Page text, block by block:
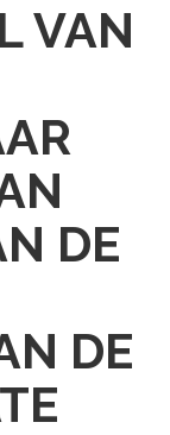
VAN
DE
DE